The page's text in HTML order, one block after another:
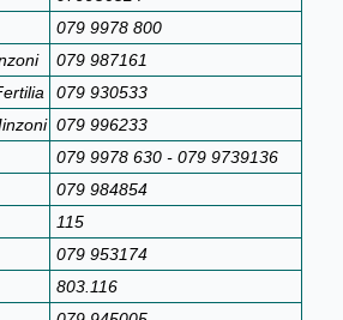
079 9978 800
079 987161
079 930533
079 996233
079 9978 630 - 079 9739136
079 984854
115
079 953174
803.116